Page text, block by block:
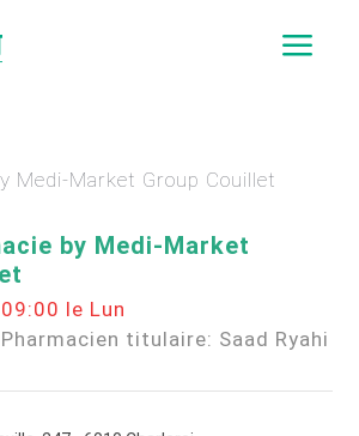
a
Medi-Market Group Couillet
by Medi-Market
le Lun
Pharmacien titulaire: Saad Ryahi